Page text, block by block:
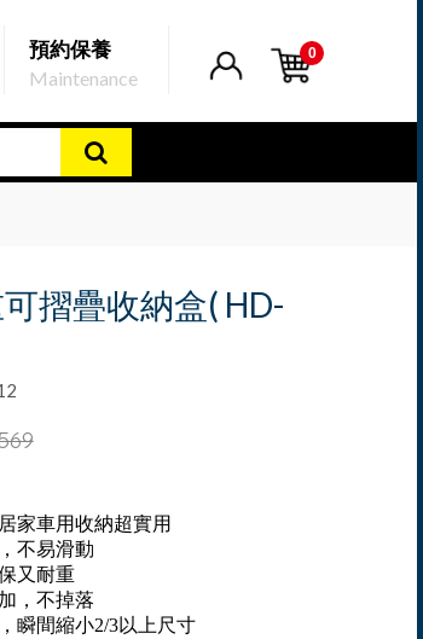
0
預約保養
Maintenance
摺疊收納盒( HD-
家車用收納超實用
不易滑動
又耐重
，不掉落
瞬間縮小2/3以上尺寸